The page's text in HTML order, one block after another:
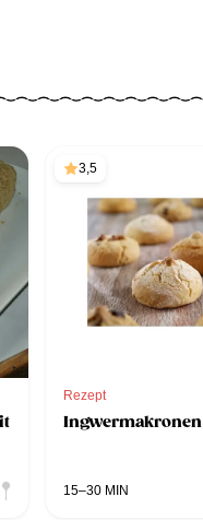
3,5
Rezept
Ingwermakronen
15–30 MIN